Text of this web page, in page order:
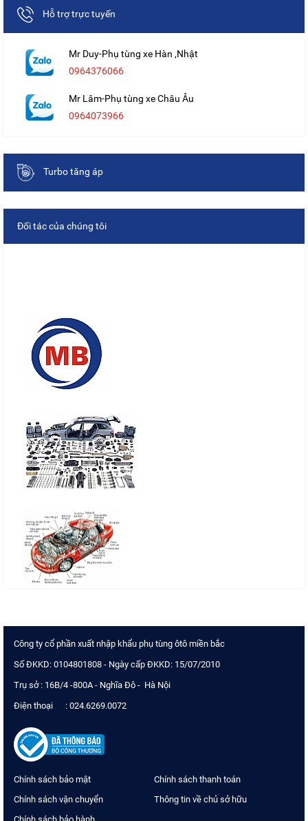
Hỗ trợ trực tuyến
Mr Duy-Phụ tùng xe Hàn ,Nhật
0964376066
Mr Lâm-Phụ tùng xe Châu Âu
0964073966
Turbo tăng áp
Đối tác của chúng tôi
Công ty cổ phần xuất nhập khẩu phụ tùng ôtô miền bắc
Số ĐKKD: 0104801808 - Ngày cấp ĐKKD: 15/07/2010
Trụ sở : 16B/4 -800A - Nghĩa Đô - Hà Nội
Điện thoại : 024.6269.0072
Chính sách bảo mật
Chính sách thanh toán
Chính sách vận chuyển
Thông tin về chủ sở hữu